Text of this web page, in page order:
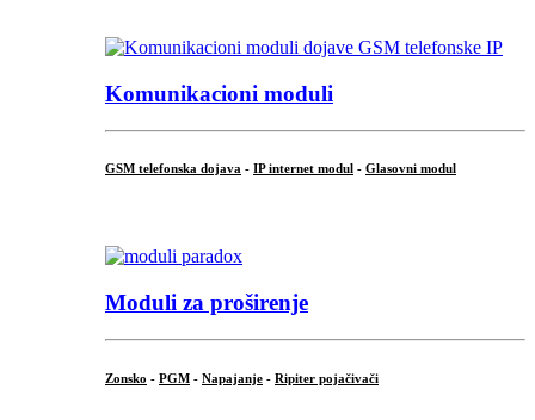
Komunikacioni moduli
GSM telefonska dojava - IP internet modul - Glasovni modul
Moduli za proširenje
Zonsko - PGM - Napajanje - Ripiter pojačivači